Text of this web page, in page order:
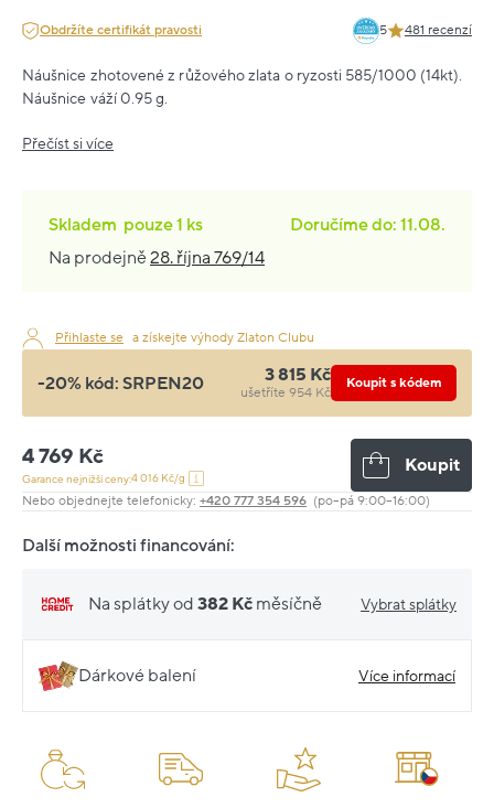
Obdržíte certifikát pravosti 5 481 recenzí
Náušnice zhotovené z růžového zlata o ryzosti 585/1000 (14kt).
Náušnice váží 0.95 g.
Přečíst si více
Skladem pouze1 ks
Doručíme do: 11.08.
Na prodejně28. října 769/14
Přihlaste se a získejte výhody Zlaton Clubu
-20% kód: SRPEN20 3 815 Kč
ušetříte 954 Kč
Koupit s kódem
4 769 Kč
Garance nejnižší ceny:4 016 Kč/g
Koupit
Nebo objednejte telefonicky: +420 777 354 596 (po–pá 9:00–16:00)
Další možnosti financování:
Na splátky od 382 Kč měsíčně Vybrat splátky
Dárkové balení Více informací